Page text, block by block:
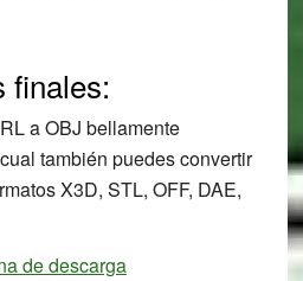
finales:
a OBJ bellamente
también puedes convertir
X3D, STL, OFF, DAE,
de descarga